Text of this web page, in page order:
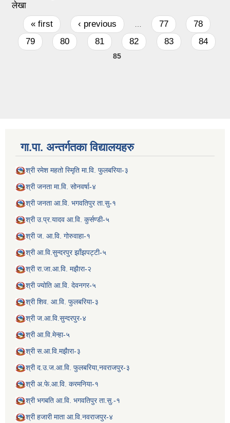
लेखा
Pages
« first ‹ previous 77
78
79
80 81 82 83 84
85
गा.पा. अन्तर्गतका विद्यालयहरु
श्री रमेश महतो स्मिृति मा.वि. फुलबरिया-३
श्री जनता मा.वि. सोनवर्षा-४
श्री जनता आ.वि. भगवतिपुर ता.सु-१
श्री उ.प्र.यादव आ.वि. कुर्सण्डी-५
श्री ज. आ.वि. गोरुवाहा-१
श्री आ.वि.सुन्दरपुर झाँझपट्टी-५
श्री रा.जा.आ.वि. मझैारा-२
श्री ज्योति आ.वि. देवनगर-५
श्री शिव. आ.वि. फुलबरिया-३
श्री ज.आ.वि.सुन्दरपुर-४
श्री आ.वि.मेन्हा-५
श्री स.आ.वि.मझैारा-३
श्री द.उ.ज.आ.वि. फुलबरिया,नवराजपुर-३
श्री अ.फे.आ.वि. करमनिया-१
श्री भगबति आ.वि. भगवतिपुर ता.सु.-१
श्री हजारी माता आ.वि.नवराजपुर-४